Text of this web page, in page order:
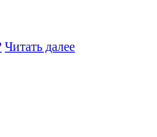
Читать далее